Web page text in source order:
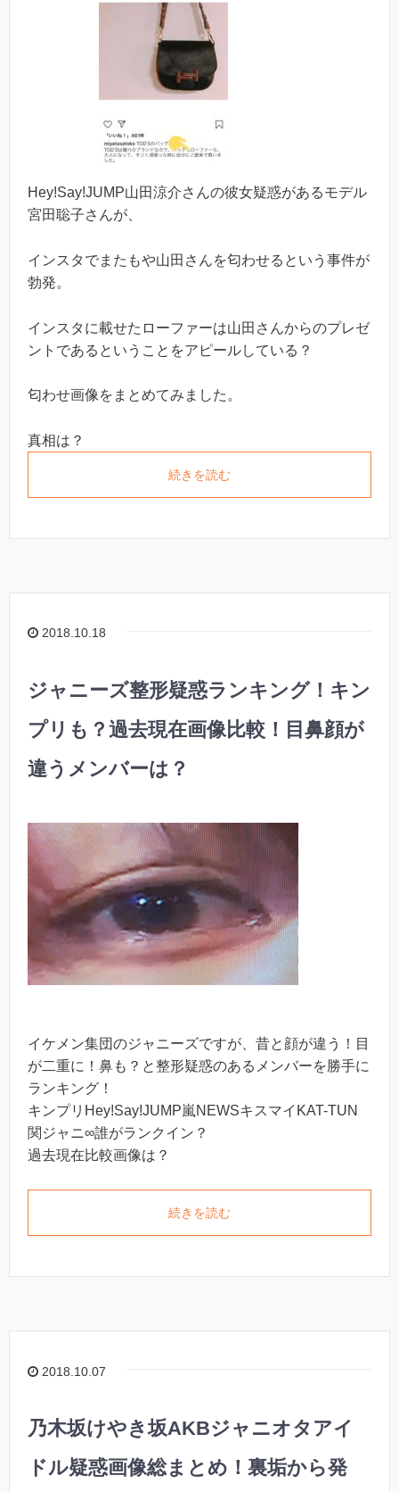
Hey!Say!JUMP山田涼介さんの彼女疑惑があるモデル
宮田聡子さんが、
インスタでまたもや山田さんを匂わせるという事件が
勃発。
インスタに載せたローファーは山田さんからのプレゼ
ントであるということをアピールしている？
匂わせ画像をまとめてみました。
真相は？
続きを読む
2018.10.18
ジャニーズ整形疑惑ランキング！キン
プリも？過去現在画像比較！目鼻顔が
違うメンバーは？
イケメン集団のジャニーズですが、昔と顔が違う！目
が二重に！鼻も？と整形疑惑のあるメンバーを勝手に
ランキング！
キンプリHey!Say!JUMP嵐NEWSキスマイKAT-TUN
関ジャニ∞誰がランクイン？
過去現在比較画像は？
続きを読む
2018.10.07
乃木坂けやき坂AKBジャニオタアイ
ドル疑惑画像総まとめ！裏垢から発